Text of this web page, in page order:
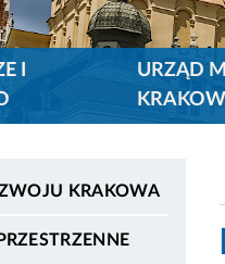
I
URZĄD
KRAKOWA